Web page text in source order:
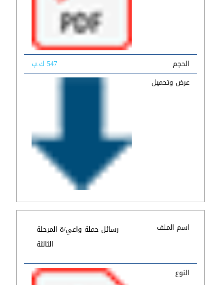
الحجم
547 ك.ب
عرض وتحميل
اسم الملف
رسائل حملة واعي/ة المرحلة
الثالثة
النوع